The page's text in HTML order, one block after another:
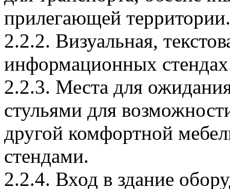
прилегающей территории.
2.2.2. Визуальная,
информационных
2.2.3. Места для
стульями для
другой комфортной
стендами.
2.2.4. Вход в здание